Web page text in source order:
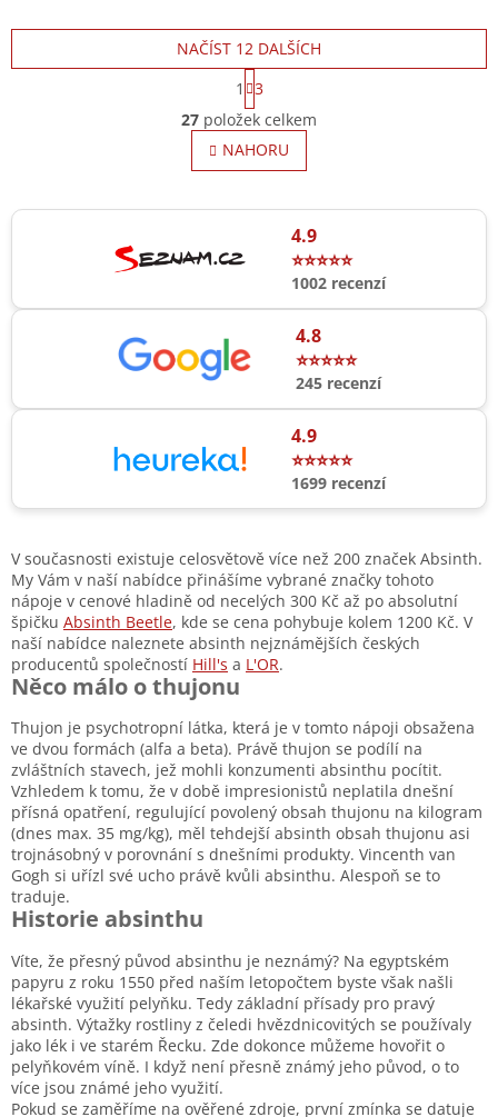
O
v
l
á
a
v
y
ý
NAČÍST 12 DALŠÍCH
S
t
r
á
n
k
v
1
3
27 položek celkem
NAHORU
4.9
⭐⭐⭐⭐⭐
1002 recenzí
4.8
⭐⭐⭐⭐⭐
245 recenzí
4.9
⭐⭐⭐⭐⭐
1699 recenzí
V současnosti existuje celosvětově více než 200 značek Absinth.
My Vám v naší nabídce přinášíme vybrané značky tohoto
nápoje v cenové hladině od necelých 300 Kč až po absolutní
špičku Absinth Beetle, kde se cena pohybuje kolem 1200 Kč. V
naší nabídce naleznete absinth nejznámějších českých
producentů společností Hill's a L'OR.
Něco málo o thujonu
Thujon je psychotropní látka, která je v tomto nápoji obsažena
ve dvou formách (alfa a beta). Právě thujon se podílí na
zvláštních stavech, jež mohli konzumenti absinthu pocítit.
Vzhledem k tomu, že v době impresionistů neplatila dnešní
přísná opatření, regulující povolený obsah thujonu na kilogram
(dnes max. 35 mg/kg), měl tehdejší absinth obsah thujonu asi
trojnásobný v porovnání s dnešními produkty. Vincenth van
Gogh si uřízl své ucho právě kvůli absinthu. Alespoň se to
traduje.
Historie absinthu
Víte, že přesný původ absinthu je neznámý? Na egyptském
papyru z roku 1550 před naším letopočtem byste však našli
lékařské využití pelyňku. Tedy základní přísady pro pravý
absinth. Výtažky rostliny z čeledi hvězdnicovitých se používaly
jako lék i ve starém Řecku. Zde dokonce můžeme hovořit o
pelyňkovém víně. I když není přesně známý jeho původ, o to
více jsou známé jeho využití.
Pokud se zaměříme na ověřené zdroje, první zmínka se datuje